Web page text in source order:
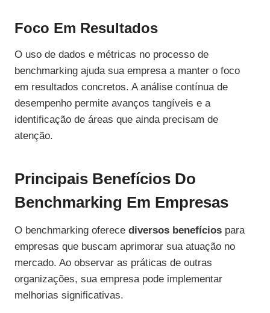
Foco Em Resultados
O uso de dados e métricas no processo de
benchmarking ajuda sua empresa a manter o foco
em resultados concretos. A análise contínua de
desempenho permite avanços tangíveis e a
identificação de áreas que ainda precisam de
atenção.
Principais Benefícios Do
Benchmarking Em Empresas
O benchmarking oferece diversos benefícios para
empresas que buscam aprimorar sua atuação no
mercado. Ao observar as práticas de outras
organizações, sua empresa pode implementar
melhorias significativas.